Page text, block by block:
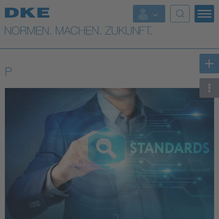
Top-Themen
VDE Fokusthemen
Industry
Living
P